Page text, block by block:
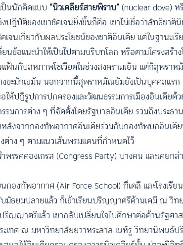
ป็นนักคิดแบบ “นิวเคลียร์สายพิราบ”(nuclear dove) ห
ปฏิบัติของเขาชัดเจนยิ่งขึ้นก็คือ เขาไม่เชื่อว่าลัทธิชา
นเกี่ยวกับผลประโยชน์ของชาติอินเดีย แต่ในฐานะเ
ข้อแนะนำให้เป็นไปตามบริบทโลก หรือตามโครงสร้า
นกับสหภาพโซเวียตในช่วงสงครามเย็น แต่ก็สุพรา
ขะมักเขม้น นอกจากนี้สุพราหมัณยัมยังเป็นบุคคลแร
ให้ปฏิรูปการปกครองและวัฒนธรรมการเมืองอินเดียด้
การต่าง ๆ ที่จัดตั้งโดยรัฐบาลอินเดีย รวมถึงประธา
ลังจากกองทัพอากาศอินเดียร่วมกับกองทัพบกอินเดีย
าง ๆ ตามแนวเส้นพรมแดนที่กำหนดไว้
รคคองเกรส (Congress Party) บางคน และเคยกล่
กองทัพอากาศ (Air Force School) ที่เดลี และโรงเรี
บมัธยมปลายแล้ว ก็เข้าเรียนปริญญาตรีด้านเคมี ณ วิ
ริญญาตรีแล้ว เขากลับเปลี่ยนใจไปศึกษาต่อด้านรัฐศ
ทศ ณ มหาวิทยาลัยยวาหระลาล เนห์รู วิทยานิพนธ์ป